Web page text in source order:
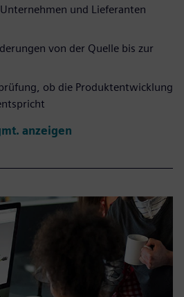
und Lieferanten
von der Quelle bis zur
ob die Produktentwicklung
anzeigen